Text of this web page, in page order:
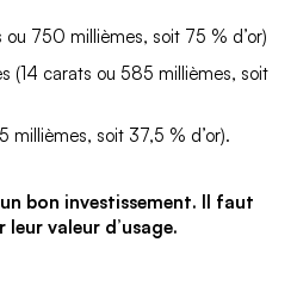
ou 750 millièmes, soit 75 % d’or)
(14 carats ou 585 millièmes, soit
millièmes, soit 37,5 % d’or).
bon investissement. Il faut
valeur d’usage.